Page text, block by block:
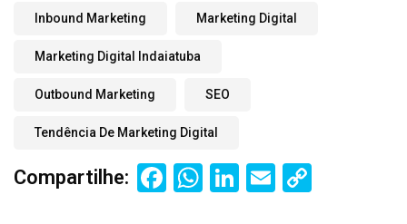
Inbound Marketing Marketing Digital
Marketing Digital Indaiatuba
Outbound Marketing SEO
Tendência De Marketing Digital
Compartilhe: Facebook
WhatsApp
LinkedIn
Email